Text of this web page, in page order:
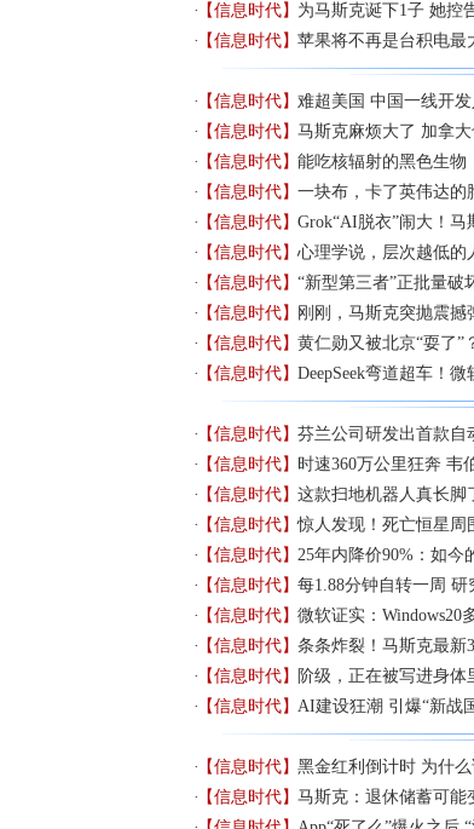
【信息时代】为马斯克诞下1子 她控
【信息时代】苹果将不再是台积电最
【信息时代】难超美国 中国一线开
【信息时代】马斯克麻烦大了 加拿大
【信息时代】能吃核辐射的黑色生物
【信息时代】一块布，卡了英伟达的
【信息时代】Grok“AI脱衣”闹大！马
【信息时代】心理学说，层次越低的
【信息时代】“新型第三者”正批量破
【信息时代】 刚刚，马斯克突抛震
【信息时代】黄仁勋又被北京“耍了”
【信息时代】DeepSeek弯道超车！
【信息时代】芬兰公司研发出首款自
【信息时代】时速360万公里狂奔 韦
【信息时代】这款扫地机器人真长脚
【信息时代】惊人发现！死亡恒星周
【信息时代】25年内降价90%：如今
【信息时代】每1.88分钟自转一周
【信息时代】微软证实：Windows20
【信息时代】条条炸裂！马斯克最新
【信息时代】 阶级，正在被写进身体
【信息时代】AI建设狂潮 引爆“新战
【信息时代】黑金红利倒计时 为什
【信息时代】马斯克：退休储蓄可能